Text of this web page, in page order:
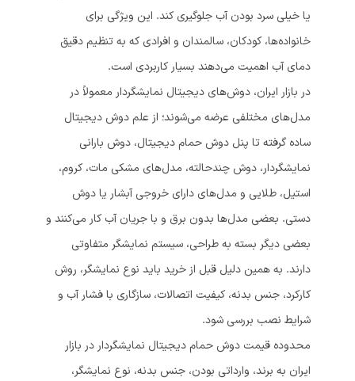
یا خیلی سرد بودن آب جلوگیری کند. این ویژگی برای
خانواده‌ها، کودکان، سالمندان و افرادی که به تنظیم دقیق
دمای آب اهمیت می‌دهند بسیار کاربردی است.
در بازار ایران، دوش‌های دیجیتال نمایشگردار معمولاً در
مدل‌های مختلفی عرضه می‌شوند؛ از علم دوش دیجیتال
ساده گرفته تا پنل دوش حمام دیجیتال، دوش بارانی
نمایشگردار، دوش چندحالته، مدل‌های مشکی مات، کروم،
استیل، طلایی و مدل‌های دارای خروجی آبشار یا دوش
دستی. بعضی مدل‌ها بدون برق و با جریان آب کار می‌کنند و
بعضی دیگر بسته به طراحی، سیستم نمایشگر متفاوتی
دارند. به همین دلیل قبل از خرید باید نوع نمایشگر، روش
کارکرد، جنس بدنه، کیفیت اتصالات، سازگاری با فشار آب و
شرایط نصب بررسی شود.
محدوده قیمت دوش حمام دیجیتال نمایشگردار در بازار
ایران به برند، وارداتی بودن، جنس بدنه، نوع نمایشگر،